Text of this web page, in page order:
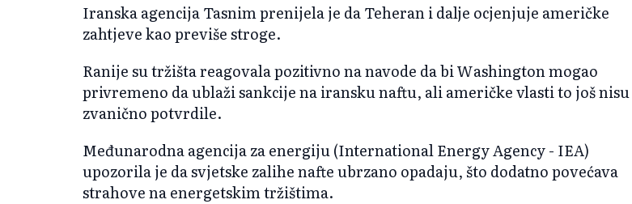
Iranska agencija Tasnim prenijela je da Teheran i dalje ocjenjuje američke
zahtjeve kao previše stroge.
Ranije su tržišta reagovala pozitivno na navode da bi Washington mogao
privremeno da ublaži sankcije na iransku naftu, ali američke vlasti to još nisu
zvanično potvrdile.
Međunarodna agencija za energiju (International Energy Agency - IEA)
upozorila je da svjetske zalihe nafte ubrzano opadaju, što dodatno povećava
strahove na energetskim tržištima.